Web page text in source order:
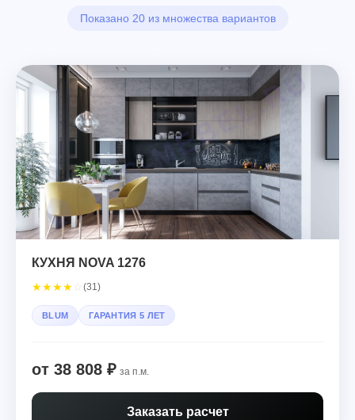
Показано 20 из множества вариантов
КУХНЯ NOVA 1276
★★★★ (31)
BLUM ГАРАНТИЯ 5 ЛЕТ
от 38 808 ₽ за п.м.
Заказать расчет